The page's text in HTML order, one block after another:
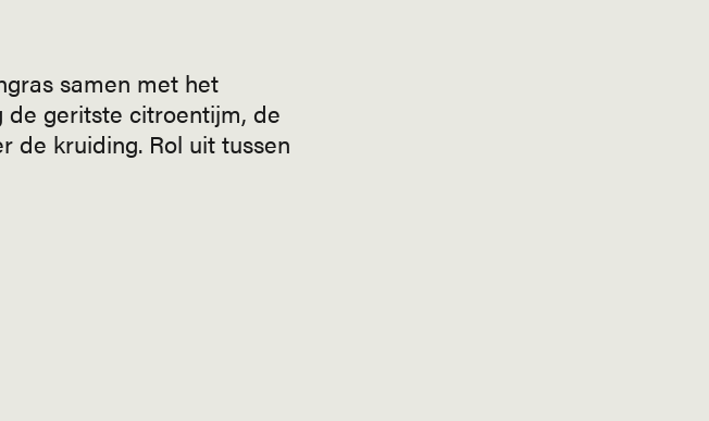
samen met het
de geritste citroentijm, de
de kruiding. Rol uit tussen